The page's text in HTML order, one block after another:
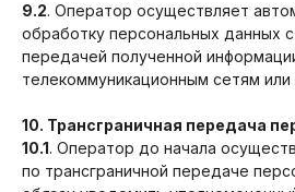
9.2. Оператор осуществляет
обработку персональных данных
передачей полученной
телекоммуникационным сетям или
10. Трансграничная передача
10.1. Оператор до начала
по трансграничной передаче